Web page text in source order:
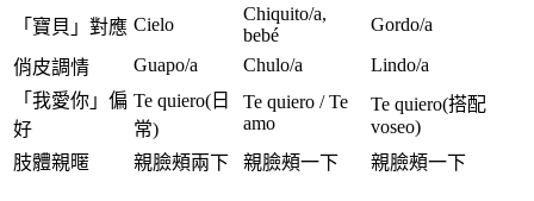
「寶貝」對應 Cielo
Chiquito/a,
bebé
Gordo/a
俏皮調情 Guapo/a Chulo/a
Lindo/a
「我愛你」偏
好
Te quiero(日
常)
Te quiero / Te
amo
Te quiero(搭配
voseo)
肢體親暱
親臉頰兩下 親臉頰一下 親臉頰一下